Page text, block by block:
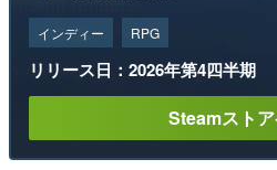
インディー RPG
リリース日：2026年第4四半期
Steamスト